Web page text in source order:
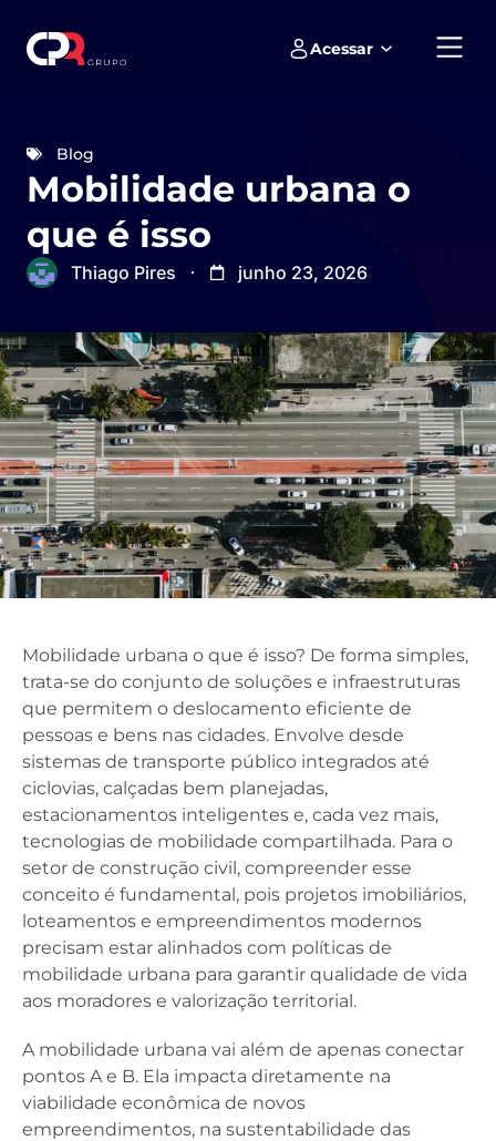
Acessar
Blog
Mobilidade urbana o
que é isso
Thiago Pires junho 23, 2026
Mobilidade urbana o que é isso? De forma simples,
trata-se do conjunto de soluções e infraestruturas
que permitem o deslocamento eficiente de
pessoas e bens nas cidades. Envolve desde
sistemas de transporte público integrados até
ciclovias, calçadas bem planejadas,
estacionamentos inteligentes e, cada vez mais,
tecnologias de mobilidade compartilhada. Para o
setor de construção civil, compreender esse
conceito é fundamental, pois projetos imobiliários,
loteamentos e empreendimentos modernos
precisam estar alinhados com políticas de
mobilidade urbana para garantir qualidade de vida
aos moradores e valorização territorial.
A mobilidade urbana vai além de apenas conectar
pontos A e B. Ela impacta diretamente na
viabilidade econômica de novos
empreendimentos, na sustentabilidade das